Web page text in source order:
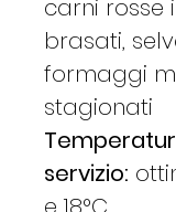
carni rosse
brasati,
formaggi
stagionati
servizio: